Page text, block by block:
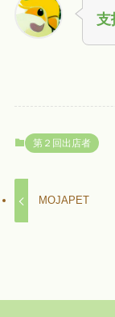
支
第２回出店者
MOJAPET